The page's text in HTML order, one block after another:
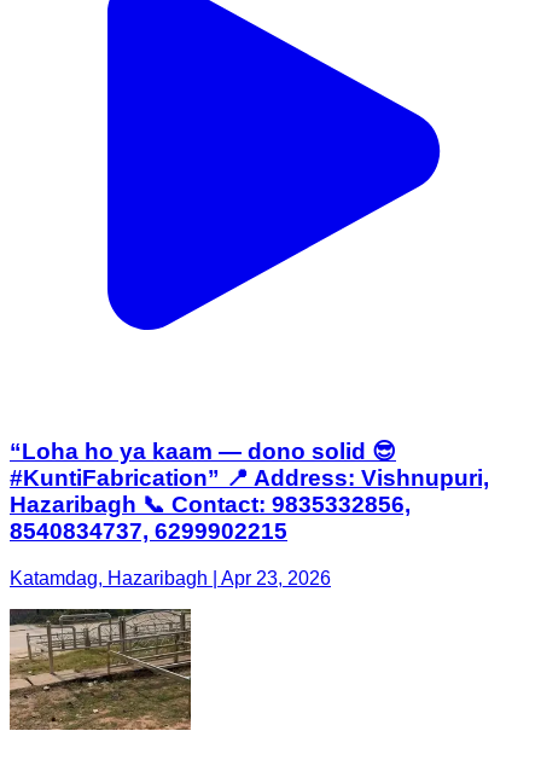
“Loha ho ya kaam — dono solid 😎
#KuntiFabrication” 📍 Address: Vishnupuri,
Hazaribagh 📞 Contact: 9835332856,
8540834737, 6299902215
Katamdag, Hazaribagh | Apr 23, 2026